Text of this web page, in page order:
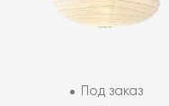
Под заказ